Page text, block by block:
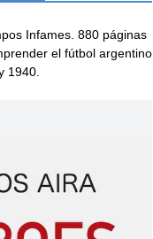
Infames. 880 páginas
el fútbol argentino
1940.